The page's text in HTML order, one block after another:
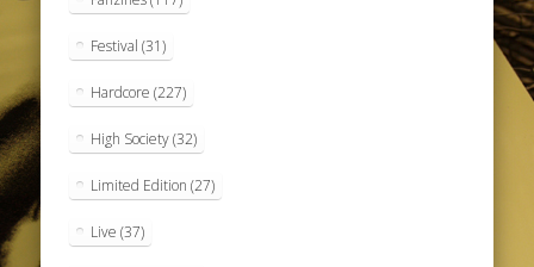
Festival (31)
Hardcore (227)
High Society(32)
Limited Edition (27)
Live (37)